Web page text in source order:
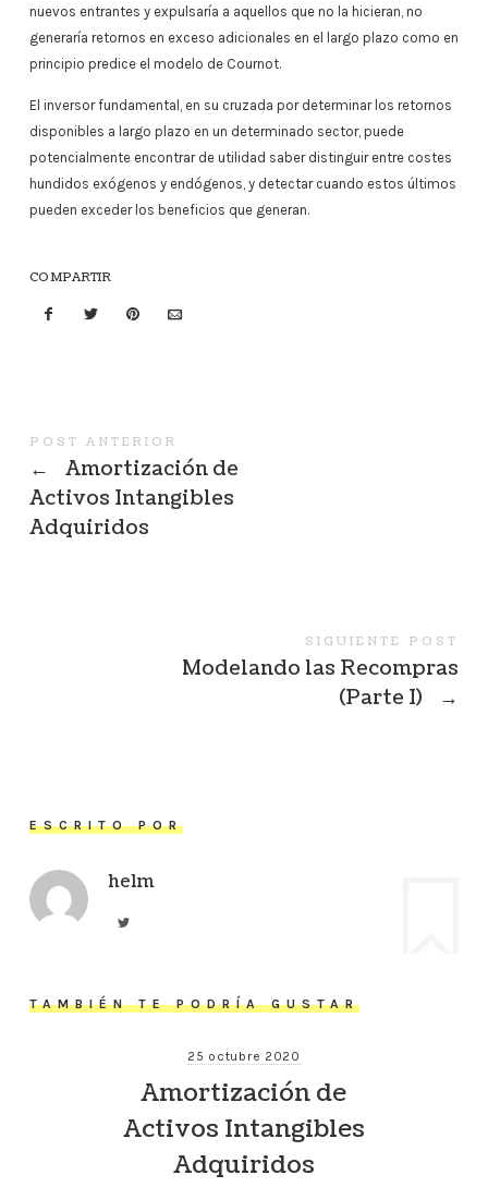
nuevos entrantes y expulsaría a aquellos que no la hicieran, no
generaría retornos en exceso adicionales en el largo plazo como en
principio predice el modelo de Cournot.
El inversor fundamental, en su cruzada por determinar los retornos
disponibles a largo plazo en un determinado sector, puede
potencialmente encontrar de utilidad saber distinguir entre costes
hundidos exógenos y endógenos, y detectar cuando estos últimos
pueden exceder los beneficios que generan.
COMPARTIR
POST ANTERIOR
←
Amortización de
Activos Intangibles
Adquiridos
SIGUIENTE POST
Modelando las Recompras
(Parte I)
→
ESCRITO POR
helm
TAMBIÉN TE PODRÍA GUSTAR
25 octubre 2020
Amortización de
Activos Intangibles
Adquiridos